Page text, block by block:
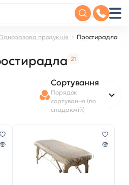
продукція Простирадла
21
Сортування
Порядок
сортування (по
спадаючій)